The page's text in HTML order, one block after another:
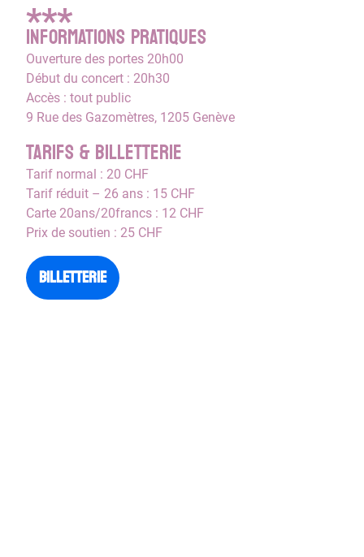
***
INFORMATIONS PRATIQUES
Ouverture des portes 20h00
Début du concert : 20h30
Accès : tout public
9 Rue des Gazomètres, 1205 Genève
Tarifs & Billetterie
Tarif normal : 20 CHF
Tarif réduit – 26 ans : 15 CHF
Carte 20ans/20francs : 12 CHF
Prix de soutien : 25 CHF
Billetterie